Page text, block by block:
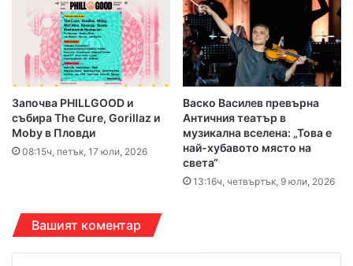
Започва PHILLGOOD и
събира The Cure, Gorillaz и
Moby в Пловди
08:15ч, петък, 17 юли, 2026
Васко Василев превърна
Античния театър в
музикална вселена: „Това е
най-хубавото място на
света“
13:16ч, четвъртък, 9 юли, 2026
Вашият коментар